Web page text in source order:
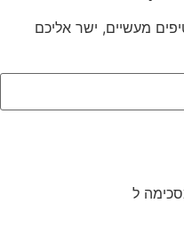
מעשיים, ישר אליכם
ל